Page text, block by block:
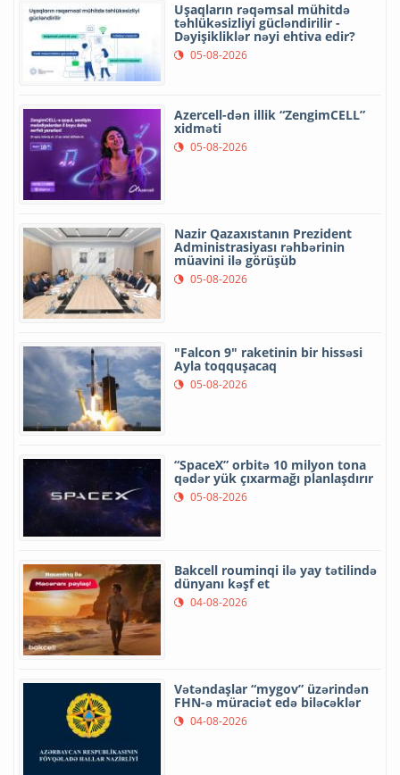
Uşaqların rəqəmsal mühitdə
təhlükəsizliyi gücləndirilir -
Dəyişikliklər nəyi ehtiva edir?
05-08-2026
Azercell-dən illik “ZengimCELL”
xidməti
05-08-2026
Nazir Qazaxıstanın Prezident
Administrasiyası rəhbərinin
müavini ilə görüşüb
05-08-2026
"Falcon 9" raketinin bir hissəsi
Ayla toqquşacaq
05-08-2026
“SpaceX” orbitə 10 milyon tona
qədər yük çıxarmağı planlaşdırır
05-08-2026
Bakcell rouminqi ilə yay tətilində
dünyanı kəşf et
04-08-2026
Vətəndaşlar “mygov” üzərindən
FHN-ə müraciət edə biləcəklər
04-08-2026